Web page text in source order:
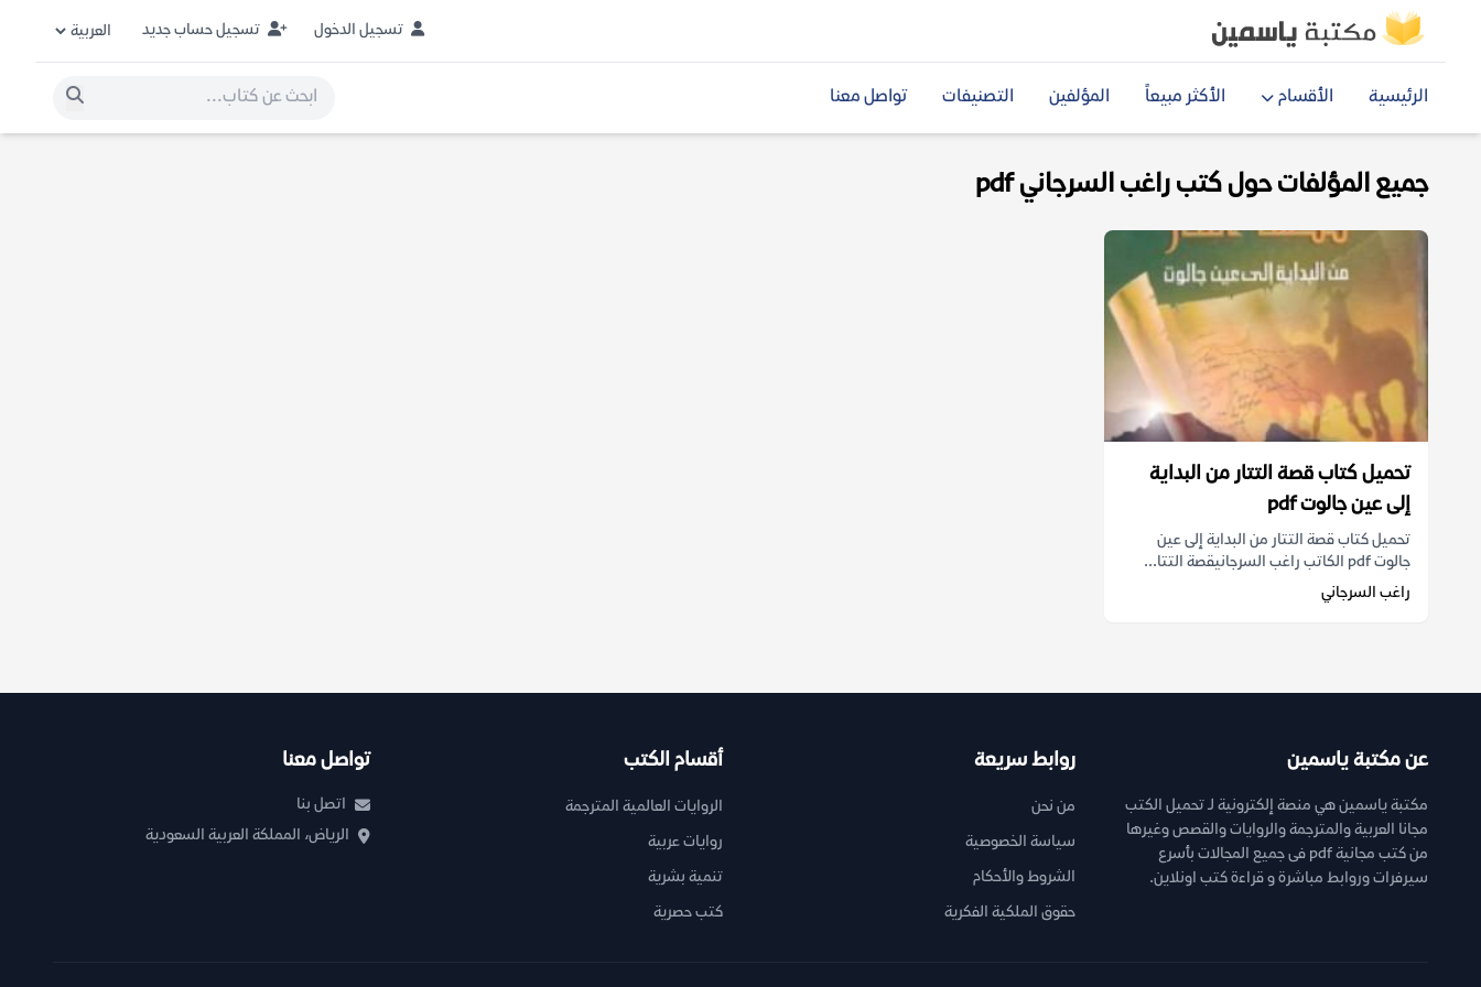
تسجيل الدخول تسجيل حساب جديد
الرئيسية الأقسام الأكثر مبيعاً المؤلفين التصنيفات تواصل معنا
جميع المؤلفات حول كتب راغب السرجاني pdf
تحميل كتاب قصة التتار من البداية
إلى عين جالوت pdf
تحميل كتاب قصة التتار من البداية إلى عين
جالوت pdf الكاتب راغب السرجانيقصة التتا...
راغب السرجاني
عن مكتبة ياسمين
مكتبة ياسمين هي منصة إلكترونية لـ تحميل الكتب
مجانا العربية والمترجمة والروايات والقصص وغيرها
من كتب مجانية pdf فى جميع المجالات بأسرع
سيرفرات وروابط مباشرة و قراءة كتب اونلاين.
روابط سريعة
من نحن
سياسة الخصوصية
الشروط والأحكام
حقوق الملكية الفكرية
أقسام الكتب
الروايات العالمية المترجمة
روايات عربية
تنمية بشرية
كتب حصرية
تواصل معنا
اتصل بنا
الرياض، المملكة العربية السعودية